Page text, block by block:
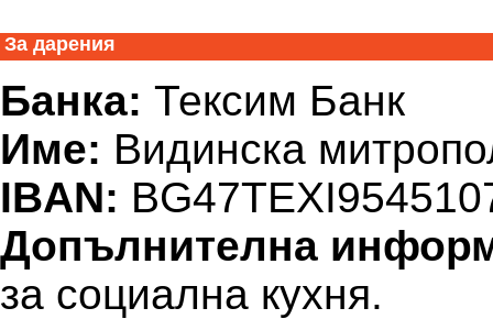
За дарения
Банка: Тексим Банк
Име: Видинска
IBAN:
Допълнителна
за социална кухня.